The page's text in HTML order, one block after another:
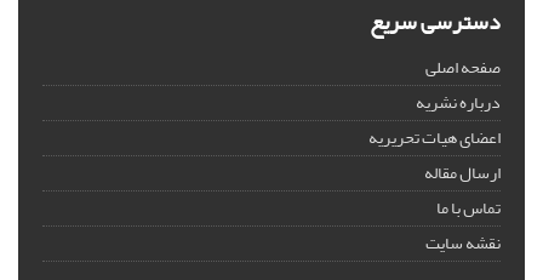
دسترسی سریع
صفحه اصلی
درباره نشریه
اعضای هیات تحریریه
ارسال مقاله
تماس با ما
نقشه سایت